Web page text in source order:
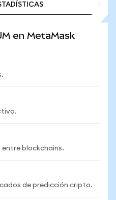
en MetaMask
entre blockchains.
de predicción cripto.